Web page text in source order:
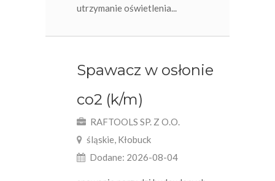
utrzymanie oświetlenia...
Spawacz w osłonie
co2 (k/m)
RAFTOOLS SP. Z O.O.
śląskie, Kłobuck
Dodane: 2026-08-04